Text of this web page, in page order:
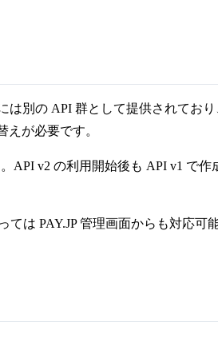
別の API 群として提供されてお
が必要です。
v2 の利用開始後も API v1 で
は PAY.JP 管理画面からも対応